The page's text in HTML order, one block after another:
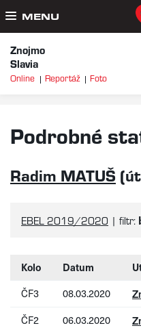
MENU
Znojmo
Slavia
Online Reportáž Foto
Podrobné
Radim MATUŠ
EBEL 2019/2020 | filtr:
Kolo Datum
ČF3
08.03.2020
ČF2
06.03.2020